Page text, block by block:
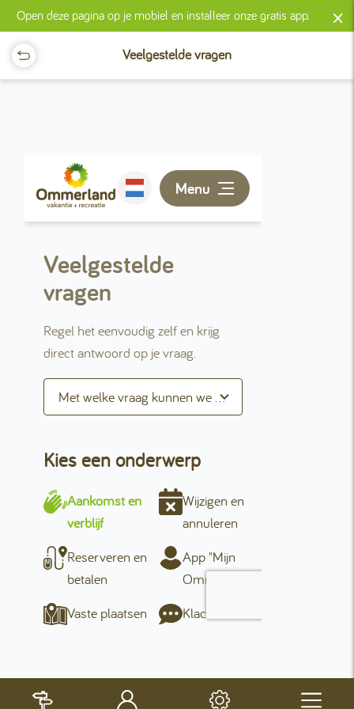
Open deze pagina op je mobiel en installeer onze gratis app. ×
Veelgestelde vragen